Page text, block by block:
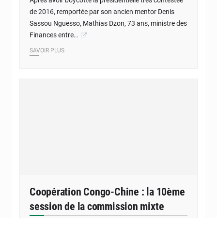
de 2016, remportée par son ancien mentor Denis
Sassou Nguesso, Mathias Dzon, 73 ans, ministre des
Finances entre…
SAVOIR PLUS
Coopération Congo-Chine : la 10ème
session de la commission mixte